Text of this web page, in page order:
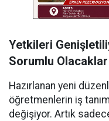
Yetkileri
Sorumlu Olacaklar
Hazırlanan yeni
öğretmenlerin iş
değişiyor. Artık